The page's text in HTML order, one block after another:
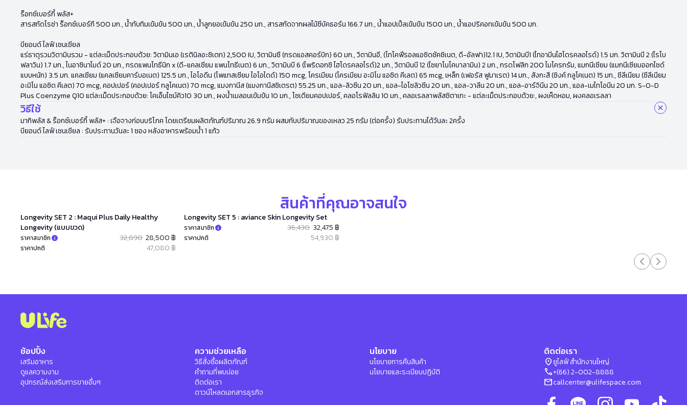
ร็อกซ์เบอร์กี้ พลัส+
สารสกัดโรซ่า ร็อกซ์เบอร์กี 500 มก., น้ำทับทิมเข้มข้น 500 มก., น้ำลูกยอเข้มข้น 250 มก., สารสกัดจากผลไม้ซีบัคธอร์น 166.7 มก., น้ำแอปเปิ้ลเข้มข้น 1500 มก., น้ำแอปริคอทเข้มข้น 500 มก.
บียอนด์ ไลฟ์ เซนเชียล
แร่ธาตุรวมวิตามินรวม - แต่ละเม็ดประกอบด้วย: วิตามินเอ (เรตินิลอะซิเตท) 2,500 IU, วิตามินซี (กรดแอสคอร์บิก) 60 มก., วิตามินอี, (โทโคฟีรอลแอซิดซัคซิเนต, ดี-อัลฟา)12.1 IU, วิตามินบี1 (ไทอามีนไฮโดรคลอไรด์) 1.5 มก. วิตามินบี 2 (ไรโบ
ฟลาวิน) 1.7 มก., ไนอาซินาไมด์ 20 มก., กรดแพนโทธีนิก x (ดี-แคลเซียม แพนโทธีเนต) 6 มก., วิตามินบี 6 (ไพริดอกซิ ไฮโดรคลอไรด์)2 มก., วิตามินบี 12 (ไซยาโนโคบาลามิน) 2 มก., กรดโฟลิก 200 ไมโครกรัม, แมกนีเซียม (แมกนีเซียมออกไซด์
แบบหนัก) 3.5 มก. แคลเซียม (แคลเซียมคาร์บอเนต) 125.5 มก., ไอโอดีน (โพแทสเซียม ไอโอไดด์) 150 mcg, โครเมียม (โครเมียม อะมิโน แอซิด คีเลต) 65 mcg, เหล็ก (เฟอรัส ฟูมาเรต) 14 มก., สังกะสี (ซิงค์ กลูโคเนต) 15 มก., ซีลีเนียม (ซีลีเนียม
อะมิโน แอซิด คีเลต) 70 mcg, คอปเปอร์ (คอปเปอร์ กลูโคเนต) 70 mcg, แมงกานีส (แมงกานีสซิเตรต) 55.25 มก., แอล-ลิวซีน 20 มก., แอล-ไอโซลิวซีน 20 มก., แอล-วาลีน 20 มก., แอล-อาร์จินีน 20 มก., แอล-เมไทโอนีน 20 มก. S-O-D
Plus Coenzyme Q10 แต่ละเม็ดประกอบด้วย: โคเอ็นไซม์คิว10 30 มก., ผงน้ำเมลอนเข้มข้น 10 มก., โซเดียมคอปเปอร์, คลอโรฟิลลิน 10 มก., คลอเรลลาพลัสชิตาเกะ - แต่ละเม็ดประกอบด้วย:, ผงเห็ดหอม, ผงคลอเรลลา
วิธีใช้
มากิพลัส & ร็อกซ์เบอร์กี้ พลัส+ : เจือจางก่อนบริโภค โดยเตรียมผลิตภัณฑ์ปริมาณ 26.9 กรัม ผสมกับปริมาณของเหลว 25 กรัม (ต่อครั้ง) รับประทานได้วันละ 2ครั้ง
บียอนด์ ไลฟ์ เซนเชียล : รับประทานวันละ 1 ซอง หลังอาหารพร้อมน้ำ 1 แก้ว
สินค้าที่คุณอาจสนใจ
Longevity SET 2 : Maqui Plus Daily Healthy
Longevity (แบบขวด)
ราคาสมาชิก 32,890 28,500 ฿
ราคาปกติ 47,080 ฿
Longevity SET 5 : aviance Skin Longevity Set
ราคาสมาชิก 36,430 32,475 ฿
ราคาปกติ 54,930 ฿
ช้อปปิ้ง
เสริมอาหาร
ดูแลความงาม
อุปกรณ์ส่งเสริมการขายอื่นๆ
ความช่วยเหลือ
วิธีสั่งซื้อผลิตภัณฑ์
คำถามที่พบบ่อย
ติดต่อเรา
ดาวน์โหลดเอกสารธุรกิจ
นโยบาย
นโยบายการคืนสินค้า
นโยบายและระเบียบปฏิบัติ
ติดต่อเรา
location_onยูไลฟ์ สำนักงานใหญ่
phone+(66) 2-002-8888
mailcallcenter@ulifespace.com